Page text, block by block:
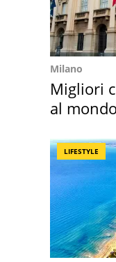
Milano
Migliori
al
LIFESTYLE